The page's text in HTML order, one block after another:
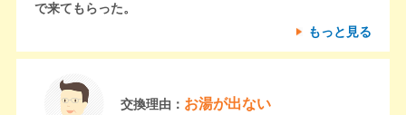
で来てもらった。
もっと見る
交換理由： お湯が出ない